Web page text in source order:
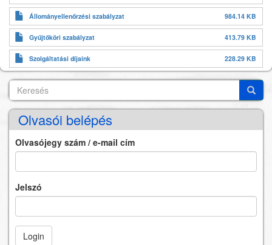
Állományellenőrzési szabályzat 984.14 KB
Gyűjtőköri szabályzat 413.79 KB
Szolgáltatási díjaink 228.29 KB
Search
Keresés
Olvasói belépés
Olvasójegy szám / e-mail cím
Jelszó